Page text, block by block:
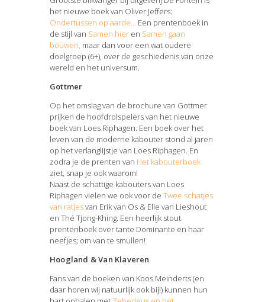
het nieuwe boek van Oliver Jeffers:
Ondertussen op aarde…
Een prentenboek in
de stijl van Samen hier en Samen gaan
bouwen, maar dan voor een wat oudere
doelgroep (6+), over de geschiedenis van onze
wereld en het universum.
Gottmer
Op het omslag van de brochure van Gottmer
prijken de hoofdrolspelers van het nieuwe
boek van Loes Riphagen. Een boek over het
leven van de moderne kabouter stond al jaren
op het verlanglijstje van Loes Riphagen. En
zodra je de prenten van Het kabouterboek
ziet, snap je ook waarom!
Naast de schattige kabouters van Loes
Riphagen vielen we ook voor de Twee schatjes
van ratjesvan Erik van Os & Elle van Lieshout
en Thé Tjong-Khing. Een heerlijk stout
prentenboek over tante Dominante en haar
neefjes; om van te smullen!
Hoogland & Van Klaveren
Fans van de boeken van Koos Meinderts (en
daar horen wij natuurlijk ook bij!) kunnen hun